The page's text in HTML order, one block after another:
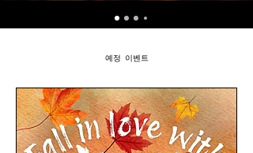
예정 이벤트